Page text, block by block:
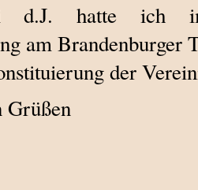
hatte ich
am Brandenburger
der